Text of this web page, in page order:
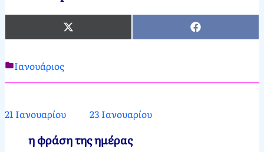
X
(Twitter)
Facebook
Νεκτάριος
22
2012
Ιανουαρίου,
Ιανουάριος
21 Ιανουαρίου 23 Ιανουαρίου
η φράση της ημέρας